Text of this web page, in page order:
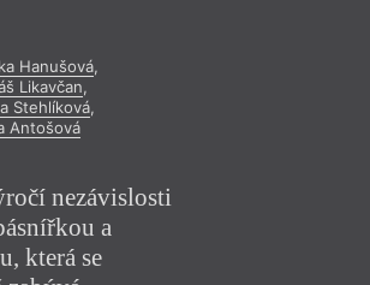
Hanušová,
Likavčan,
Stehlíková,
Antošová
nezávislosti
a
která se